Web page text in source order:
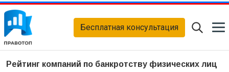
Бесплатная консультация
Рейтинг компаний по банкротству физических лиц